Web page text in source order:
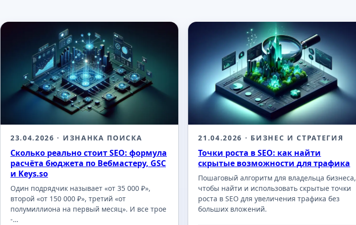
23.04.2026 · ИЗНАНКА ПОИСКА
Сколько реально стоит SEO: формула
расчёта бюджета по Вебмастеру, GSC
и Keys.so
Один подрядчик называет «от 35 000 ₽»,
второй «от 150 000 ₽», третий «от
полумиллиона на первый месяц». И все трое
-…
21.04.2026 · БИЗНЕС И СТРАТЕГИЯ
Точки роста в SEO: как найти
скрытые возможности для трафика
Пошаговый алгоритм для владельца бизнеса,
чтобы найти и использовать скрытые точки
роста в SEO для увеличения трафика без
больших вложений.